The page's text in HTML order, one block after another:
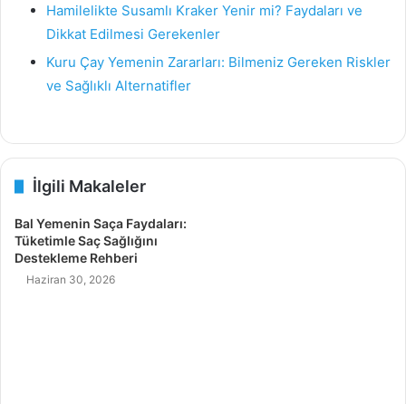
Hamilelikte Susamlı Kraker Yenir mi? Faydaları ve
Dikkat Edilmesi Gerekenler
Kuru Çay Yemenin Zararları: Bilmeniz Gereken Riskler
ve Sağlıklı Alternatifler
İlgili Makaleler
Bal Yemenin Saça Faydaları:
Tüketimle Saç Sağlığını
Destekleme Rehberi
Haziran 30, 2026